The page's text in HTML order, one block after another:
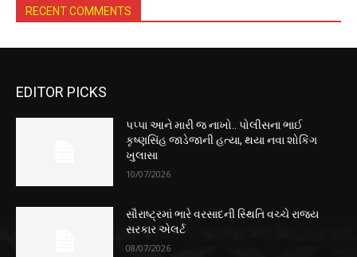
RECENT COMMENTS
EDITOR PICKS
પપ્પા આને મારી જ નાખો.. પોલીસના ભાઈ
કૃષ્ણસિંહ જાડેજાની હત્યા, થયા નવા શોકિંગ
ખુલાસા
10/07/2026
સૌરાષ્ટ્રમાં ભારે વરસાદની સ્થિતિ વચ્ચે રાજ્ય
સરકાર એલર્ટ
08/07/2026